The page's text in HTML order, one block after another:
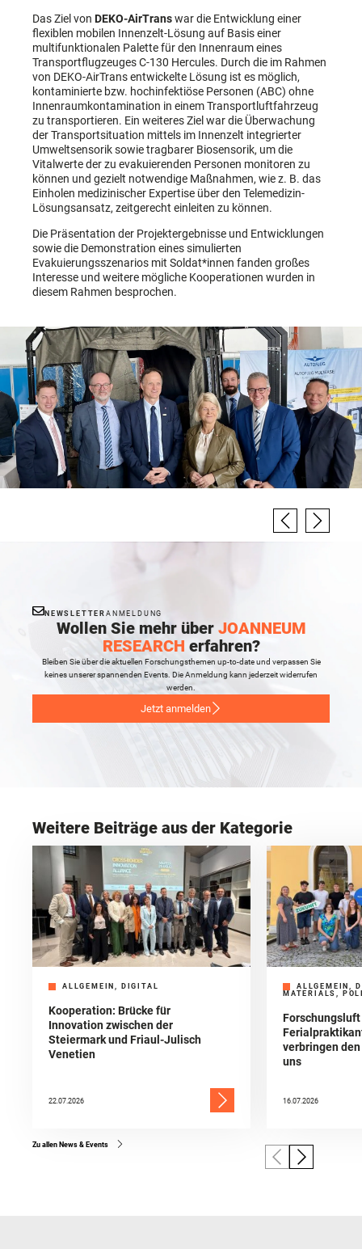
Das Ziel von DEKO-AirTranswar die Entwicklung einer
flexiblen mobilen Innenzelt-Lösung auf Basis einer
multifunktionalen Palette für den Innenraum eines
Transportflugzeuges C-130 Hercules. Durch die im Rahmen
von DEKO-AirTrans entwickelte Lösung ist es möglich,
kontaminierte bzw. hochinfektiöse Personen (ABC) ohne
Innenraumkontamination in einem Transportluftfahrzeug
zu transportieren. Ein weiteres Ziel war die Überwachung
der Transportsituation mittels im Innenzelt integrierter
Umweltsensorik sowie tragbarer Biosensorik, um die
Vitalwerte der zu evakuierenden Personen monitoren zu
können und gezielt notwendige Maßnahmen, wie z. B. das
Einholen medizinischer Expertise über den Telemedizin-
Lösungsansatz, zeitgerecht einleiten zu können.
Die Präsentation der Projektergebnisse und Entwicklungen
sowie die Demonstration eines simulierten
Evakuierungsszenarios mit Soldat*innen fanden großes
Interesse und weitere mögliche Kooperationen wurden in
diesem Rahmen besprochen.
NEWSLETTER ANMELDUNG
Wollen Sie mehr über JOANNEUM
RESEARCH erfahren?
Bleiben Sie über die aktuellen Forschungsthemen up-to-date und verpassen Sie
keines unserer spannenden Events. Die Anmeldung kann jederzeit widerrufen
werden.
Jetzt anmelden
Weitere Beiträge aus der Kategorie
ALLGEMEIN, DIGITAL
Kooperation: Brücke für
Innovation zwischen der
Steiermark und Friaul-Julisch
Venetien
22.07.2026
ALLGEMEIN,
MATERIALS,
verbringen
uns
16.07.2026
Zu allen News & Events